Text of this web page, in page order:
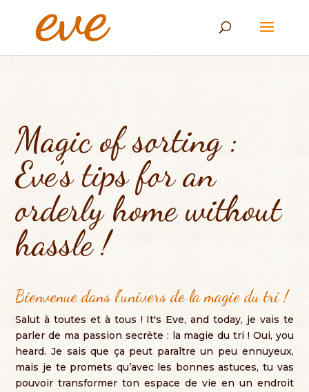
Magic of sorting :
Eve’s tips for an
orderly home without
hassle !
Bienvenue dans l’univers de la magie du tri !
Salut à toutes et à tous ! It's Eve, and today, je vais te
parler de ma passion secrète : la magie du tri ! Oui, you
heard. Je sais que ça peut paraître un peu ennuyeux,
mais je te promets qu’avec les bonnes astuces,tu vas
pouvoir transformer ton espace de vie en un endroit